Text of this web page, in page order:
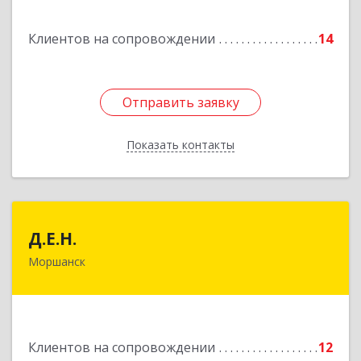
Клиентов на сопровождении 14
Отправить заявку
Показать контакты
Отправить заявку
Назад
Д.Е.Н.
Моршанск
Клиентов на сопровождении 12